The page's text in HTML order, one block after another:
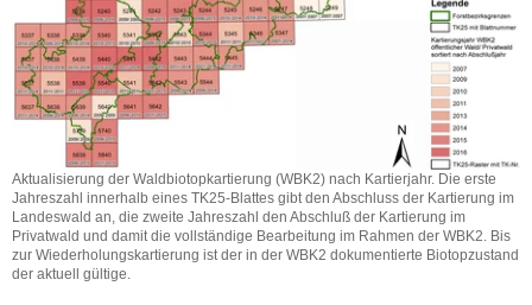
Aktualisierung der Waldbiotopkartierung (WBK2) nach Kartierjahr. Die erste
Jahreszahl innerhalb eines TK25-Blattes gibt den Abschluss der Kartierung im
Landeswald an, die zweite Jahreszahl den Abschluß der Kartierung im
Privatwald und damit die vollständige Bearbeitung im Rahmen der WBK2. Bis
zur Wiederholungskartierung ist der in der WBK2 dokumentierte Biotopzustand
der aktuell gültige.